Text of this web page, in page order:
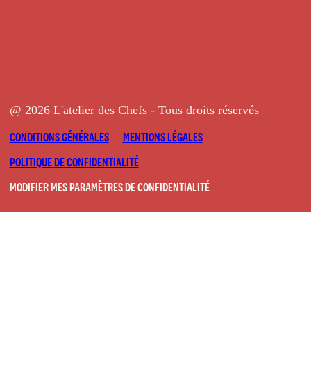
@ 2026 L'atelier des Chefs - Tous droits réservés
CONDITIONS GÉNÉRALES
MENTIONS LÉGALES
POLITIQUE DE CONFIDENTIALITÉ
MODIFIER MES PARAMÈTRES DE CONFIDENTIALITÉ